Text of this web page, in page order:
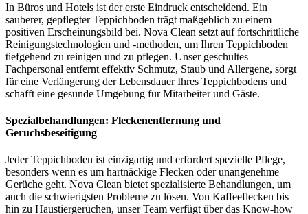
In Büros und Hotels ist der erste Eindruck entscheidend. Ein
sauberer, gepflegter Teppichboden trägt maßgeblich zu einem
positiven Erscheinungsbild bei. Nova Clean setzt auf fortschrittliche
Reinigungstechnologien und -methoden, um Ihren Teppichboden
tiefgehend zu reinigen und zu pflegen. Unser geschultes
Fachpersonal entfernt effektiv Schmutz, Staub und Allergene, sorgt
für eine Verlängerung der Lebensdauer Ihres Teppichbodens und
schafft eine gesunde Umgebung für Mitarbeiter und Gäste.
Spezialbehandlungen: Fleckenentfernung und
Geruchsbeseitigung
Jeder Teppichboden ist einzigartig und erfordert spezielle Pflege,
besonders wenn es um hartnäckige Flecken oder unangenehme
Gerüche geht. Nova Clean bietet spezialisierte Behandlungen, um
auch die schwierigsten Probleme zu lösen. Von Kaffeeflecken bis
hin zu Haustiergerüchen, unser Team verfügt über das Know-how